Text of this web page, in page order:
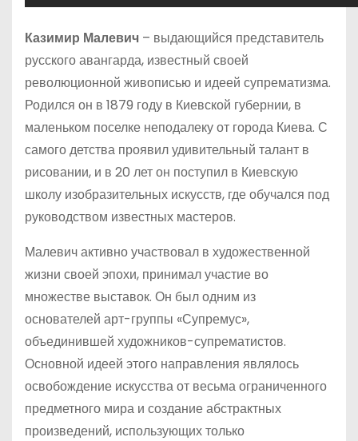
Казимир Малевич – выдающийся представитель
русского авангарда, известный своей
революционной живописью и идеей супрематизма.
Родился он в 1879 году в Киевской губернии, в
маленьком поселке неподалеку от города Киева. С
самого детства проявил удивительный талант в
рисовании, и в 20 лет он поступил в Киевскую
школу изобразительных искусств, где обучался под
руководством известных мастеров.
Малевич активно участвовал в художественной
жизни своей эпохи, принимал участие во
множестве выставок. Он был одним из
основателей арт-группы «Супремус»,
объединившей художников-супрематистов.
Основной идеей этого направления являлось
освобождение искусства от весьма ограниченного
предметного мира и создание абстрактных
произведений, использующих только